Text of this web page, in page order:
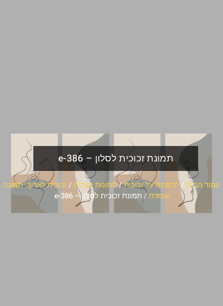
תמונת זכוכית לסלון – e-386
עמוד הבית /הדפסה על זכוכית/תמונות זכוכית/זכוכית לארוך: תמונה
עומדת/ תמונת זכוכית לסלון – e-386